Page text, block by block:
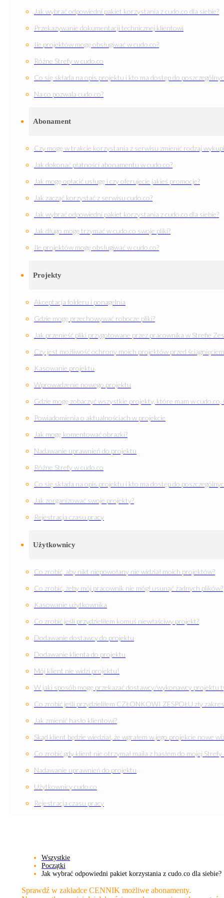
Jak wybrać odpowiedni pakiet korzystania z cudo.co dla siebie?
Przekazywanie dokumentacji technicznej klientowi
Ile projektów mogę obsługiwać w cudo.co?
Różne Strefy w cudo.co
Co się składa na opis projektu i kto ma dostęp do
Na co pozwala cudo.co?
Abonament
Czy mogę w trakcie korzystania z serwisu zmienić rodzaj
Jak dokonać płatności abonamentu w cudo.co?
Jak mogę opłacić usługę i czy oferujecie jakieś promocje?
Jak zacząć korzystać z serwisu cudo.co?
Jak wybrać odpowiedni pakiet korzystania z cudo.co dla siebie?
Jak długo mogę trzymać w cudo.co swoje pliki?
Ile projektów mogę obsługiwać w cudo.co?
Projekty
Akceptacja folderu i ponagelnia
Gdzie mogę przechowywać robocze pliki?
Jak przenieść pliki przygotowane przez pracownika w Strefie
Czy jest możliwość ochrony moich projektów przed
Kasowanie projektu
Wprowadzenie nowego projektu
Gdzie mogę zobaczyć wszystkie projekty, które mam w cudo.co,
Powiadomienia o aktualnościach w projekcie
Jak mogę komentować obrazki?
Nadawanie uprawnień do projektu
Różne Strefy w cudo.co
Co się składa na opis projektu i kto ma dostęp do
Jak zorganizować swoje projekty?
Rejestracja czasu pracy
Użytkownicy
Co zrobić, aby nikt niepowołany nie widział moich projektów?
Co zrobić, żeby mój pracownik nie mógł usunąć żadnych plików?
Kasowanie użytkownika
Co zrobić jeśli przydzieliłem komuś niewłaściwy projekt?
Dodawanie dostawcy do projektu
Dodawanie klienta do projektu
Mój klient nie widzi projektu!
W jaki sposób mogę przekazać dostawcy/wykonawcy projektu
Co zrobić jeśli przydzieliłem CZŁONKOWI ZESPOŁU zły
Jak zmienić hasło klientowi?
Skąd klient będzie wiedział, że wgrałem w jego projekcie nowe
Co zrobić gdy klient nie otrzymał maila z hasłem do mojej
Nadawanie uprawnień do projektu
Użytkownicy cudo.co
Rejestracja czasu pracy
Wszystkie
Początki
Jak wybrać odpowiedni pakiet korzystania z cudo.co dla siebie?
Sprawdź w zakładce CENNIK możliwe abonamenty.